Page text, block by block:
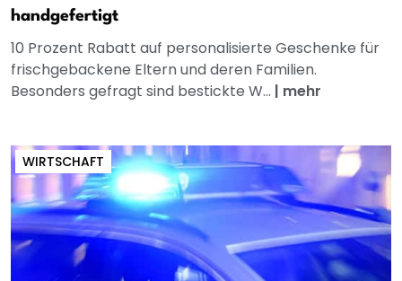
handgefertigt
10 Prozent Rabatt auf personalisierte Geschenke für
frischgebackene Eltern und deren Familien.
Besonders gefragt sind bestickte W... | mehr
WIRTSCHAFT